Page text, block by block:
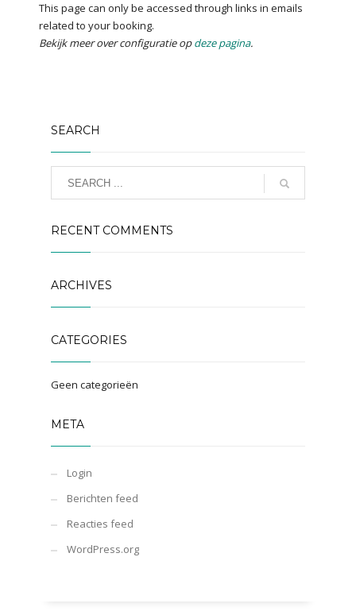
This page can only be accessed through links in emails
related to your booking.
Bekijk meer over configuratie opdeze pagina.
SEARCH
RECENT COMMENTS
ARCHIVES
CATEGORIES
Geen categorieën
META
Login
Berichten feed
Reacties feed
WordPress.org